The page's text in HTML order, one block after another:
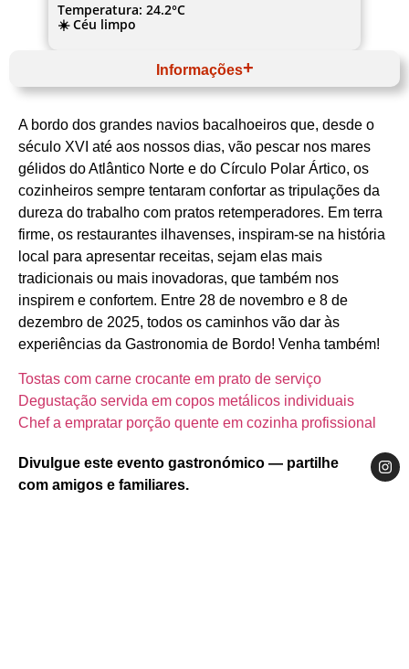
A bordo dos grandes navios bacalhoeiros que, desde o
século XVI até aos nossos dias, vão pescar nos mares
gélidos do Atlântico Norte e do Círculo Polar Ártico, os
cozinheiros sempre tentaram confortar as tripulações da
dureza do trabalho com pratos retemperadores. Em terra
firme, os restaurantes ilhavenses, inspiram-se na história
local para apresentar receitas, sejam elas mais
tradicionais ou mais inovadoras, que também nos
inspirem e confortem. Entre 28 de novembro e 8 de
dezembro de 2025, todos os caminhos vão dar às
experiências da Gastronomia de Bordo! Venha também!
Tostas com carne crocante em prato de serviço
Degustação servida em copos metálicos individuais
Chef a empratar porção quente em cozinha profissional
Divulgue este evento gastronómico — partilhe
com amigos e familiares.
Temperatura: 24.2°C
☀️ Céu limpo
Informações
Centro
Região de Aveiro
Ílhavo
Câmara Municipal de Ílhavo
Bacalhau / Marítimo